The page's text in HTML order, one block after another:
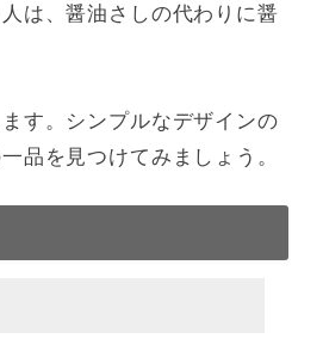
は、醤油さしの代わりに醤
す。シンプルなデザインの
品を見つけてみましょう。